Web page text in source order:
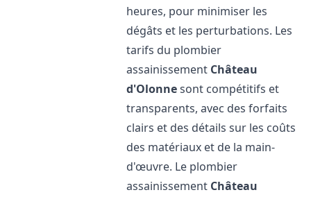
heures, pour minimiser les
dégâts et les perturbations. Les
tarifs du plombier
assainissement Château
d'Olonnesont compétitifs et
transparents, avec des forfaits
clairs et des détails sur les coûts
des matériaux et de la main-
d'œuvre. Le plombier
assainissement Château